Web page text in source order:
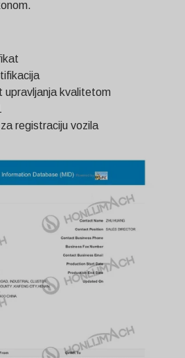
upravljanja kvalitetom
registraciju vozila